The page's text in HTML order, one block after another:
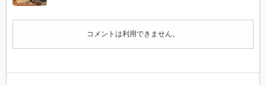
コメントは利用できません。